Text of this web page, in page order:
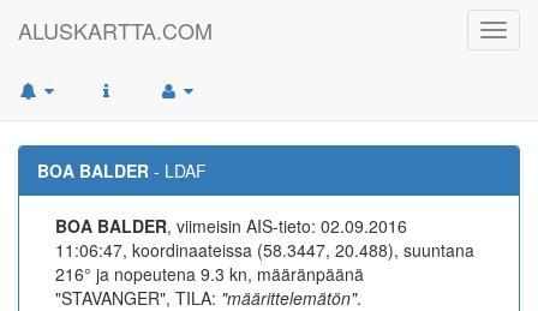
ALUSKARTTA.COM
BOA BALDER - LDAF
BOA BALDER, viimeisin AIS-tieto: 02.09.2016
11:06:47, koordinaateissa (58.3447, 20.488), suuntana
216° ja nopeutena 9.3 kn, määränpäänä
"STAVANGER", TILA: "määrittelemätön".